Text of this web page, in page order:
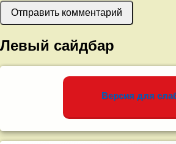
Левый сайдбар
Версия для